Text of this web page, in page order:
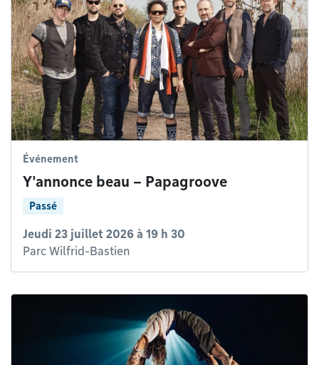
Événement
Y'annonce beau – Papagroove
Passé
Jeudi 23 juillet 2026 à 19 h 30
Parc Wilfrid-Bastien